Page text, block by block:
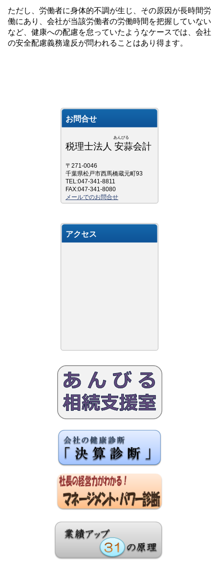
ただし、労働者に身体的不調が生じ、その原因が長時間労
働にあり、会社が当該労働者の労働時間を把握していない
など、健康への配慮を怠っていたようなケースでは、会社
の安全配慮義務違反が問われることはあり得ます。
お問合せ
あんびる
税理士法人 安蒜会計
〒271-0046
千葉県松戸市西馬橋蔵元町93
TEL:047-341-8811
FAX:047-341-8080
メールでのお問合せ
アクセス